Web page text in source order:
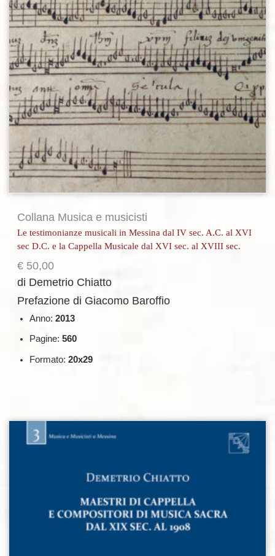
Collana Musica e musicisti
Le testimonianze musicali in Messina dal IV sec. A.C. al XVI
sec D.C. e la Cappella Musicale dal XVI sec. al XVIII sec.
€ 50,00
di Demetrio Chiatto
Prefazione di Giacomo Baroffio
Anno: 2013
Pagine: 560
Formato: 20x29